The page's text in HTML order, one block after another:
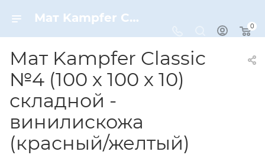
Мат Kampfer Classic №4 (100 х 100 х 10) складной - винилискожа (красный/желтый) – купить по цене 4430 руб. в интернет-магазине Dynamic-Sport
0
Мат Kampfer Classic
№4 (100 х 100 х 10)
складной -
винилискожа
(красный/желтый)